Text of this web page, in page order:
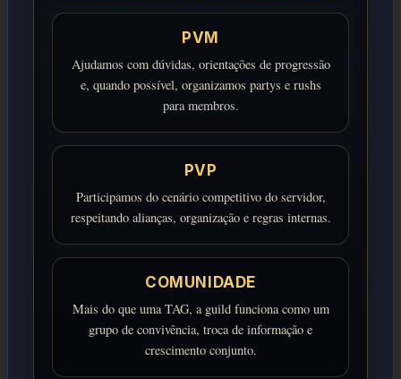
PVM
Ajudamos com dúvidas, orientações de progressão
e, quando possível, organizamos partys e rushs
para membros.
PVP
Participamos do cenário competitivo do servidor,
respeitando alianças, organização e regras internas.
COMUNIDADE
Mais do que uma TAG, a guild funciona como um
grupo de convivência, troca de informação e
crescimento conjunto.